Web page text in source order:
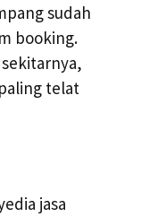
sudah
booking.
telat
jasa